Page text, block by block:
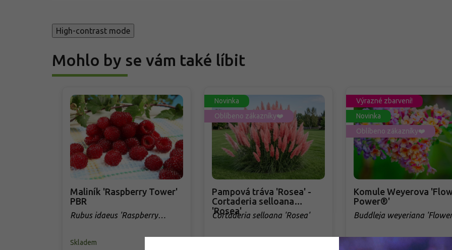
High-contrast mode
Mohlo by se vám také líbit
Maliník 'Raspberry Tower'
PBR
Rubus idaeus 'Raspberry
Skladem
Novinka
Oblíbeno zákazníky❤️
Pampová tráva 'Rosea' -
Cortaderia selloana
'Rosea'
Cortaderia selloana 'Rosea'
Výrazné zbarvení!
Novinka
Oblíbeno zákazníky❤️
Komule Weyerova
Power®'
Buddleja weyeriana 'Flower
PŘEDOBJEDNÁVKA PODZIM